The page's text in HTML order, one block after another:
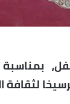
لثقافة